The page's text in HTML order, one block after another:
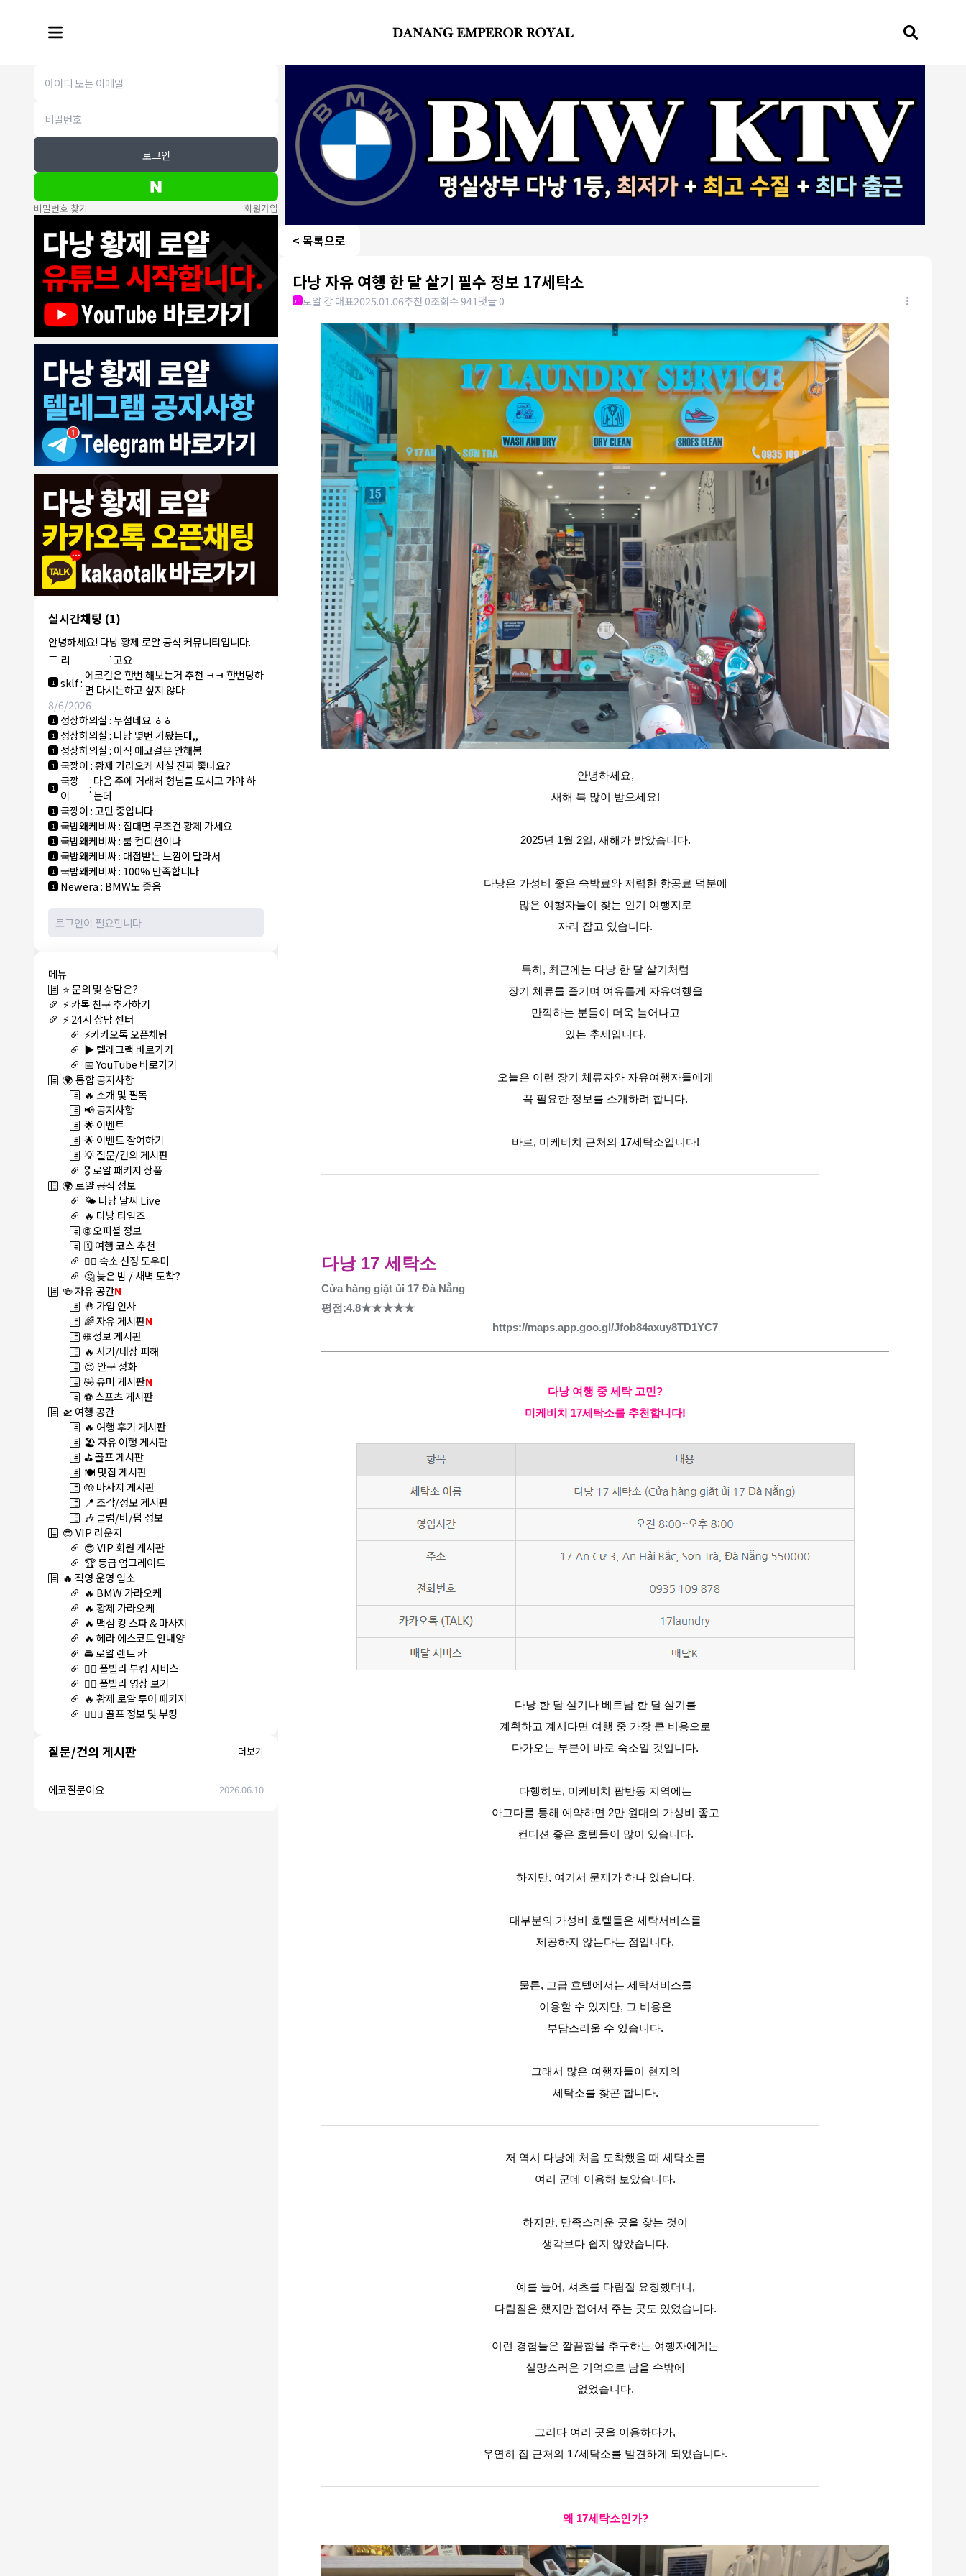
로그인
비밀번호 찾기 회원가입
실시간채팅 (1)
안녕하세요! 다낭 황제 로얄 공식 커뮤니티입니다.
8/4/2026
1 모기한테물림:여기도 문의해보면 바로 알려줌
1 모기한테물림 정찰가보다 쌀수 없음
1 결혼안해:ㄹㅇ 팩트 ㅋㅋㅋㅋ
1 결혼안해:ㄹㅇ 팩트 ㅋㅋㅋㅋ
8/5/2026
1
NY런던파
리
:다낭 에코걸 여기서 예약 가능한가
요?
1 3군:에코걸 좀 조심 하는게 좋음
NY런던파리 :저도 많이 들었습니다 ㅋㅋ
NY런던파
리
:에코걸 하는 놈들 있으면 다 조지려
고요
1 sklf: 에코걸은 한번 해보는거 추천 ㅋㅋ 한번당하
면 다시는하고 싶지 않다
8/6/2026
1 정상하의실:무섭네요 ㅎㅎ
1 정상하의실: 다낭 몇번 가봤는데,,
1 정상하의실: 아직 에코걸은 안해봄
1 국깡이:황제 가라오케 시설 진짜 좋나요?
1
국깡
이
: 다음 주에 거래처 형님들 모시고 가야 하
는데
1 국깡이:고민 중입니다
1 국밥왜케비싸: 접대면 무조건 황제 가세요
1 국밥왜케비싸:룸 컨디션이나
1 국밥왜케비싸: 대접받는 느낌이 달라서
1 국밥왜케비싸: 100% 만족합니다
1 Newera: BMW도 좋음
메뉴
⭐ 문의 및 상담은?
⚡ 카톡 친구 추가하기
⚡ 24시 상담 센터
⚡카카오톡 오픈채팅
▶️ 텔레그램 바로가기
📅 YouTube 바로가기
🌍 통합 공지사항
🔥 소개 및 필독
📢 공지사항
🌟 이벤트
🌟 이벤트 참여하기
💡 질문/건의 게시판
🎖️ 로얄 패키지 상품
🌍 로얄 공식 정보
🌤️ 다낭 날씨 Live
🔥 다낭 타임즈
🌐 오피셜 정보
🗓️ 여행 코스 추천
🏊‍♀️ 숙소 선정 도우미
🤔 늦은 밤 / 새벽 도착?
🍻 자유 공간N
🤚 가입 인사
🌈 자유 게시판N
🌐 정보 게시판
🔥 사기/내상 피해
😍 안구 정화
🤣 유머 게시판N
⚽ 스포츠 게시판
🛫 여행 공간
🔥 여행 후기 게시판
🏖️ 자유 여행 게시판
⛳ 골프 게시판
🍽️ 맛집 게시판
🤲 마사지 게시판
📍 조각/정모 게시판
🎶 클럽/바/펍 정보
😎 VIP 라운지
😎 VIP 회원 게시판
🏆 등급 업그레이드
🔥 직영 운영 업소
🔥 BMW 가라오케
🔥 황제 가라오케
🔥 맥심 킹 스파 & 마사지
🔥 헤라 에스코트 안내양
🚘 로얄 렌트 카
🏊‍♀️ 풀빌라 부킹 서비스
🏊‍♀️ 풀빌라 영상 보기
🔥 황제 로얄 투어 패키지
🏌🏻‍♂️ 골프 정보 및 부킹
질문/건의 게시판 더보기
에코질문이요 2026.06.10
< 목록으로
다낭 자유 여행 한 달 살기 필수 정보 17세탁소
m 로얄 강 대표2025.01.06추천 0조회수 941댓글 0
안녕하세요,
새해 복 많이 받으세요!
2025년 1월 2일, 새해가 밝았습니다.
다낭은 가성비 좋은 숙박료와 저렴한 항공료 덕분에
많은 여행자들이 찾는 인기 여행지로
자리 잡고 있습니다.
특히, 최근에는 다낭 한 달 살기처럼
장기 체류를 즐기며 여유롭게 자유여행을
만끽하는 분들이 더욱 늘어나고
있는 추세입니다.
오늘은 이런 장기 체류자와 자유여행자들에게
꼭 필요한 정보를 소개하려 합니다.
바로, 미케비치 근처의 17세탁소입니다!
다낭 17 세탁소
Cửa hàng giặt ủi 17 Đà Nẵng
평점:4.8★★★★★
https://maps.app.goo.gl/Jfob84axuy8TD1YC7
다낭 여행 중 세탁 고민?
미케비치 17세탁소를 추천합니다!
다낭 한 달 살기나 베트남 한 달 살기를
계획하고 계시다면 여행 중 가장 큰 비용으로
다가오는 부분이 바로 숙소일 것입니다.
다행히도, 미케비치 팜반동 지역에는
아고다를 통해 예약하면 2만 원대의 가성비 좋고
컨디션 좋은 호텔들이 많이 있습니다.
하지만, 여기서 문제가 하나 있습니다.
대부분의 가성비 호텔들은 세탁서비스를
제공하지 않는다는 점입니다.
물론, 고급 호텔에서는 세탁서비스를
이용할 수 있지만, 그 비용은
부담스러울 수 있습니다.
그래서 많은 여행자들이 현지의
세탁소를 찾곤 합니다.
저 역시 다낭에 처음 도착했을 때 세탁소를
여러 군데 이용해 보았습니다.
하지만, 만족스러운 곳을 찾는 것이
생각보다 쉽지 않았습니다.
예를 들어, 셔츠를 다림질 요청했더니,
다림질은 했지만 접어서 주는 곳도 있었습니다.
이런 경험들은 깔끔함을 추구하는 여행자에게는
실망스러운 기억으로 남을 수밖에
없었습니다.
그러다 여러 곳을 이용하다가,
우연히 집 근처의 17세탁소를 발견하게 되었습니다.
왜 17세탁소인가?